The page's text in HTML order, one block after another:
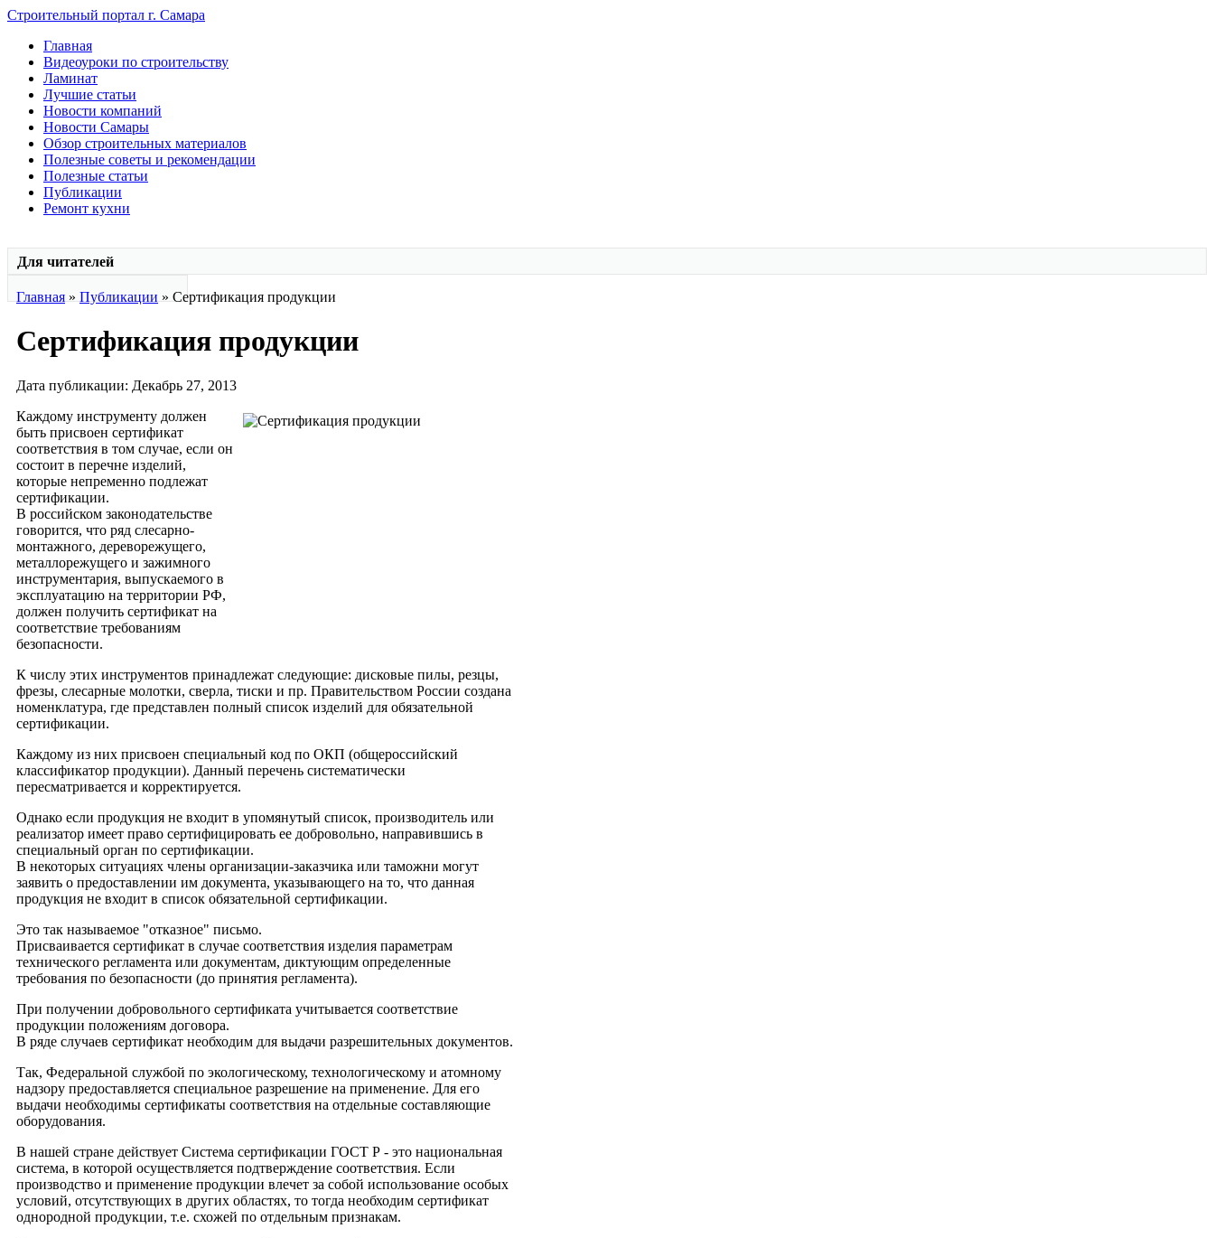
Строительный портал г. Самара
Главная
Видеоуроки по строительству
Ламинат
Лучшие статьи
Новости компаний
Новости Самары
Обзор строительных материалов
Полезные советы и рекомендации
Полезные статьи
Публикации
Ремонт кухни
Для читателей
Главная » Публикации » Сертификация продукции
Сертификация продукции
Дата публикации: Декабрь 27, 2013
Каждому инструменту должен
быть присвоен сертификат
соответствия в том случае, если он
состоит в перечне изделий,
которые непременно подлежат
сертификации.
В российском законодательстве
говорится, что ряд слесарно-
монтажного, дереворежущего,
металлорежущего и зажимного
инструментария, выпускаемого в
эксплуатацию на территории РФ,
должен получить сертификат на
соответствие требованиям
безопасности.
К числу этих инструментов принадлежат следующие: дисковые пилы, резцы,
фрезы, слесарные молотки, сверла, тиски и пр. Правительством России создана
номенклатура, где представлен полный список изделий для обязательной
сертификации.
Каждому из них присвоен специальный код по ОКП (общероссийский
классификатор продукции). Данный перечень систематически
пересматривается и корректируется.
Однако если продукция не входит в упомянутый список, производитель или
реализатор имеет право сертифицировать ее добровольно, направившись в
специальный орган по сертификации.
В некоторых ситуациях члены организации-заказчика или таможни могут
заявить о предоставлении им документа, указывающего на то, что данная
продукция не входит в список обязательной сертификации.
Это так называемое "отказное" письмо.
Присваивается сертификат в случае соответствия изделия параметрам
технического регламента или документам, диктующим определенные
требования по безопасности (до принятия регламента).
При получении добровольного сертификата учитывается соответствие
продукции положениям договора.
В ряде случаев сертификат необходим для выдачи разрешительных документов.
Так, Федеральной службой по экологическому, технологическому и атомному
надзору предоставляется специальное разрешение на применение. Для его
выдачи необходимы сертификаты соответствия на отдельные составляющие
оборудования.
В нашей стране действует Система сертификации ГОСТ Р - это национальная
система, в которой осуществляется подтверждение соответствия. Если
производство и применение продукции влечет за собой использование особых
условий, отсутствующих в других областях, то тогда необходим сертификат
однородной продукции, т.е. схожей по отдельным признакам.